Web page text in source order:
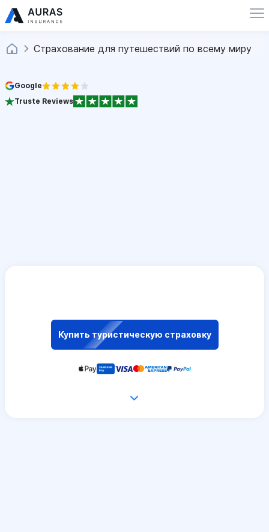
Страхование для путешествий по всему миру
Google
Truste Reviews
Купить туристическую страховку